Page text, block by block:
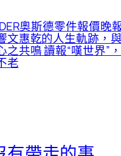
奧斯德零件報價晚
文惠乾的人生軌跡，
之共鳴 讀報“嘆世界”
老